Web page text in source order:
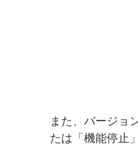
また、バージョ
たは「機能停止